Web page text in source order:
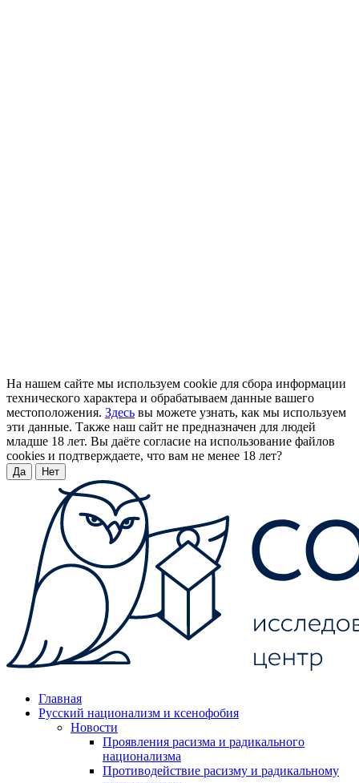
На нашем сайте мы используем cookie для сбора информации
технического характера и обрабатываем данные вашего
местоположения. Здесь вы можете узнать, как мы используем
эти данные. Также наш сайт не предназначен для людей
младше 18 лет. Вы даёте согласие на использование файлов
cookies и подтверждаете, что вам не менее 18 лет?
Да Нет
Главная
Русский национализм и ксенофобия
Новости
Проявления расизма и радикального
национализма
Противодействие расизму и радикальному